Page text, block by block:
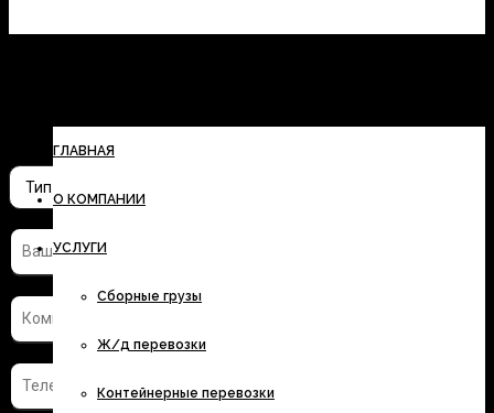
ГЛАВНАЯ
О КОМПАНИИ
УСЛУГИ
Сборные грузы
Ж/д перевозки
Контейнерные перевозки
стоимость перевозки